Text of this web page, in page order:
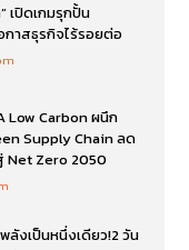
เปิดเกมรุกปั้น
กาสธุรกิจไร้รอยต่อ
Low Carbon ผนึก
Supply Chain ลด
Net Zero 2050
ลังเป็นหนึ่งเดียว!2 วัน